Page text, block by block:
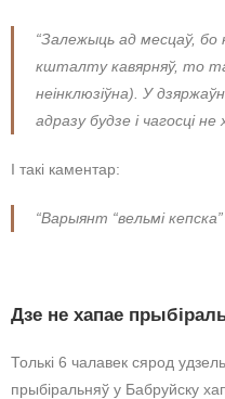
“Залежыць ад месцаў,
кшталту кавярняў, то
неінклюзіўна). У
адразу будзе і чагосці не
І такі каментар:
“Варыянт “вельмі
Дзе не хапае
Толькі 6 чалавек сярод
прыбіральняў у Бабруйску